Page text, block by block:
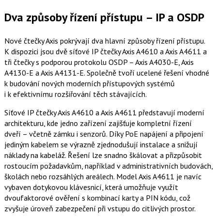
Dva způsoby řízení přístupu – IP a OSDP
Nové čtečky Axis pokrývají dva hlavní způsoby řízení přístupu.
K dispozici jsou dvě síťové IP čtečky Axis A4610 a Axis A4611 a
tři čtečky s podporou protokolu OSDP – Axis A4030-E, Axis
A4130-E a Axis A4131-E. Společně tvoří ucelené řešení vhodné
k budování nových moderních přístupových systémů
i k efektivnímu rozšiřování těch stávajících.
Síťové IP čtečky Axis A4610 a Axis A4611 představují moderní
architekturu, kde jedno zařízení zajišťuje kompletní řízení
dveří – včetně zámku i senzorů. Díky PoE napájení a připojení
jediným kabelem se výrazně zjednodušují instalace a snižují
náklady na kabeláž. Řešení lze snadno škálovat a přizpůsobit
rostoucím požadavkům, například v administrativních budovách,
školách nebo rozsáhlých areálech. Model Axis A4611 je navíc
vybaven dotykovou klávesnicí, která umožňuje využít
dvoufaktorové ověření s kombinací karty a PIN kódu, což
zvyšuje úroveň zabezpečení při vstupu do citlivých prostor.